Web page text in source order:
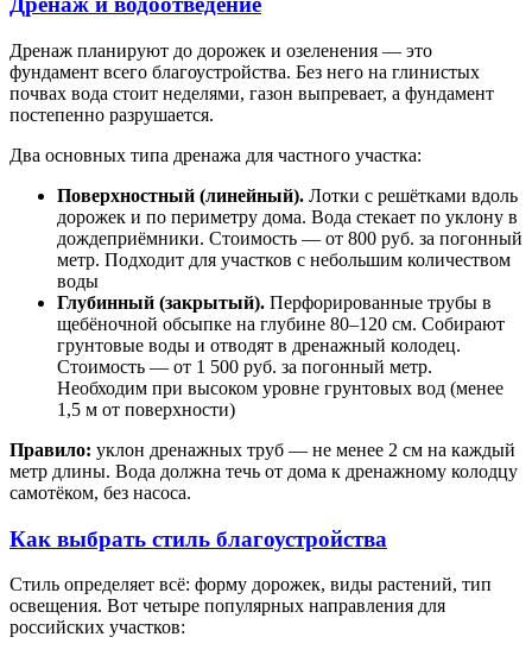
Дренаж планируют до дорожек и озеленения — это
фундамент всего благоустройства. Без него на глинистых
почвах вода стоит неделями, газон выпревает, а фундамент
постепенно разрушается.
Два основных типа дренажа для частного участка:
Поверхностный (линейный). Лотки с решётками вдоль
дорожек и по периметру дома. Вода стекает по уклону в
дождеприёмники. Стоимость — от 800 руб. за погонный
метр. Подходит для участков с небольшим количеством
воды
Глубинный (закрытый). Перфорированные трубы в
щебёночной обсыпке на глубине 80–120 см. Собирают
грунтовые воды и отводят в дренажный колодец.
Стоимость — от 1 500 руб. за погонный метр.
Необходим при высоком уровне грунтовых вод (менее
1,5 м от поверхности)
Правило: уклон дренажных труб — не менее 2 см на каждый
метр длины. Вода должна течь от дома к дренажному колодцу
самотёком, без насоса.
Как выбрать стиль благоустройства
Стиль определяет всё: форму дорожек, виды растений, тип
освещения. Вот четыре популярных направления для
российских участков: